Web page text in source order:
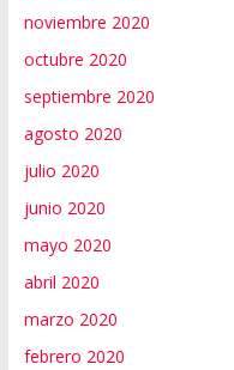
noviembre 2020
octubre 2020
septiembre 2020
agosto 2020
julio 2020
junio 2020
mayo 2020
abril 2020
marzo 2020
febrero 2020